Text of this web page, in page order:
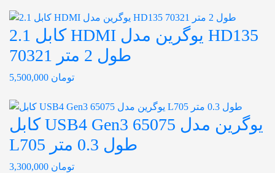
کابل 2.1 HDMI یوگرین مدل HD135
70321 طول 2 متر
5,500,000 تومان
کابل USB4 Gen3 یوگرین مدل 65075
L705 طول 0.3 متر
3,300,000 تومان